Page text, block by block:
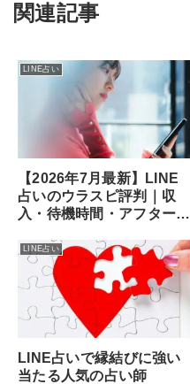
関連記事
LINE占い
【2026年7月最新】LINE
占いのウラスピ評判｜収
入・待機時間・アフターの
LINE占い
LINE占いで縁結びに強い
当たる人気の占い師